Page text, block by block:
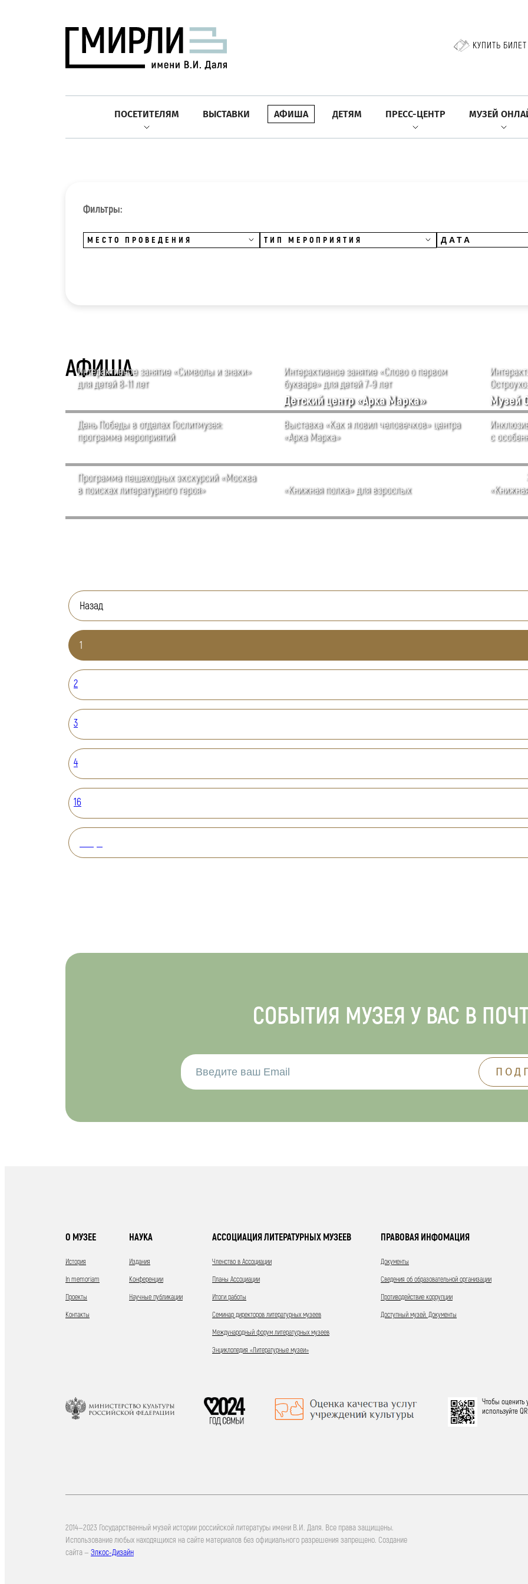
КУПИТЬ БИЛЕТ
ПОСЕТИТЕЛЯМ ВЫСТАВКИ АФИША ДЕТЯМ ПРЕСС-ЦЕНТР МУЗЕЙ
Фильтры:
МЕСТО ПРОВЕДЕНИЯ ТИП МЕРОПРИЯТИЯ
АФИША
Интерактивное занятие «Символы и знаки»
для детей 8-11 лет
Интерактивное занятие «Слово о первом
букваре» для детей 7-9 лет
День Победы в отделах Гослитмузея:
программа мероприятий
Детский центр «Арка Марка»
Выставка «Как я ловил человечков» центра
«Арка Марка»
Музей
с
Программа пешеходных экскурсий «Москва
в поисках литературного героя»
«Книжная полка» для взрослых
Назад
1
2
3
4
16
СОБЫТИЯ МУЗЕЯ У ВАС В
О МУЗЕЕ
История
In memoriam
Проекты
Контакты
НАУКА
Издания
Конференции
Научные публикации
АССОЦИАЦИЯ ЛИТЕРАТУРНЫХ МУЗЕЕВ
Членство в Ассоциации
Планы Ассоциации
Итоги работы
Семинар директоров литературных музеев
Международный форум литературных музеев
Энциклопедия «Литературные музеи»
ПРАВОВАЯ ИНФОМАЦИЯ
Документы
Сведения об образовательной организации
Противодействие коррупции
Доступный музей. Документы
Чтобы оценить
используйте
2014—2023 Государственный музей истории российской литературы имени В.И. Даля. Все права защищены.
Использование любых находящихся на сайте материалов без официального разрешения запрещено. Создание
сайта — Элкос-Дизайн